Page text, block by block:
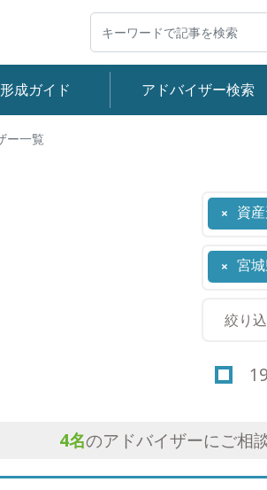
成ガイド アドバイザー検索
ー一覧
× 資
× 宮
4名のアドバイザーにご相